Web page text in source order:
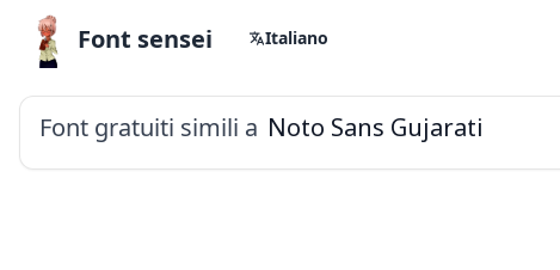
Font sensei Italiano
Font gratuiti simili a Noto Sans Gujarati